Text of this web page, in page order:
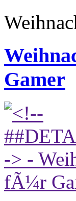
Gamer